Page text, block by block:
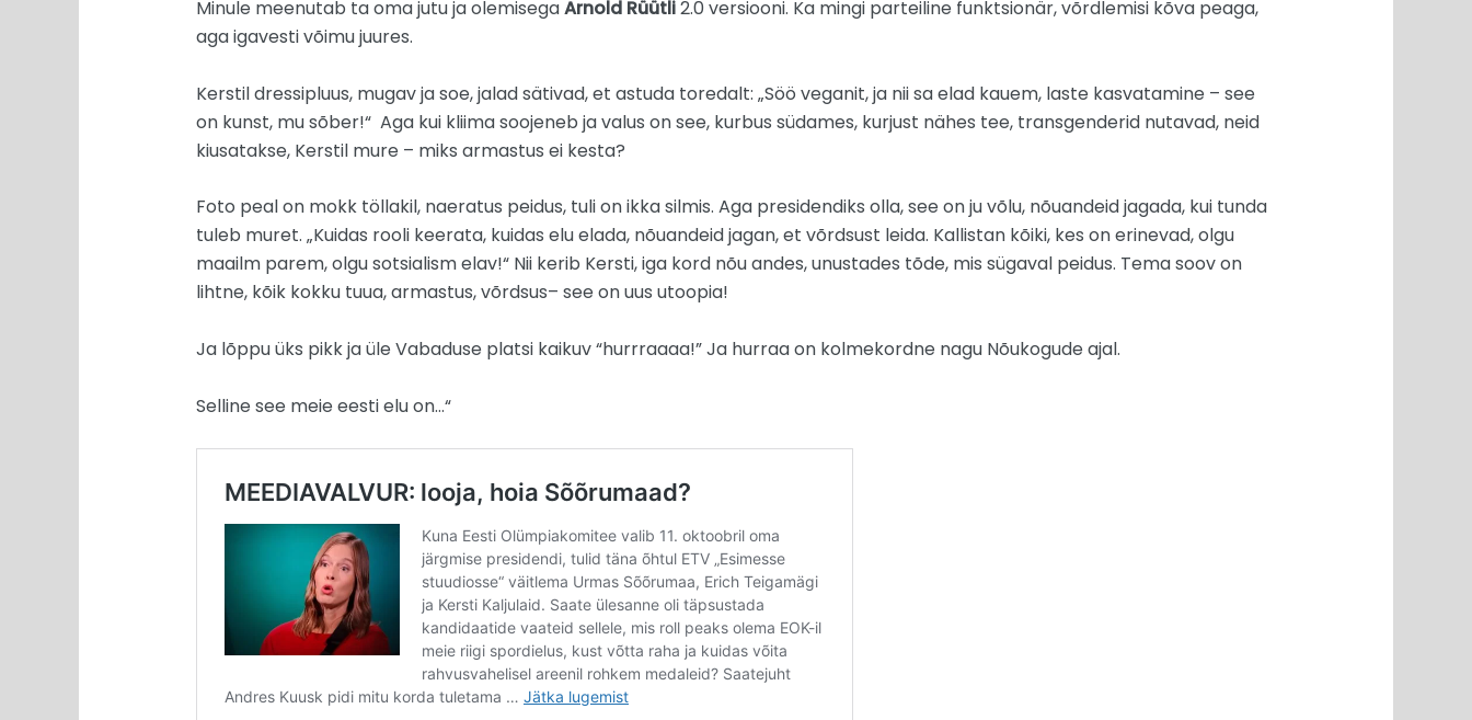
Minule meenutab ta oma jutu ja olemisegaArnold Rüütli2.0 versiooni. Ka mingi parteiline funktsionär, võrdlemisi kõva peaga,
aga igavesti võimu juures.
Kerstil dressipluus, mugav ja soe, jalad sätivad, et astuda toredalt: „Söö veganit, ja nii sa elad kauem, laste kasvatamine – see
on kunst, mu sõber!“ Aga kui kliima soojeneb ja valus on see, kurbus südames, kurjust nähes tee, transgenderid nutavad, neid
kiusatakse, Kerstil mure – miks armastus ei kesta?
Foto peal on mokk töllakil, naeratus peidus, tuli on ikka silmis. Aga presidendiks olla, see on ju võlu, nõuandeid jagada, kui tunda
tuleb muret. „Kuidas rooli keerata, kuidas elu elada, nõuandeid jagan, et võrdsust leida. Kallistan kõiki, kes on erinevad, olgu
maailm parem, olgu sotsialism elav!“ Nii kerib Kersti, iga kord nõu andes, unustades tõde, mis sügaval peidus. Tema soov on
lihtne, kõik kokku tuua, armastus, võrdsus– see on uus utoopia!
Ja lõppu üks pikk ja üle Vabaduse platsi kaikuv “hurrraaaa!” Ja hurraa on kolmekordne nagu Nõukogude ajal.
Selline see meie eesti elu on…“